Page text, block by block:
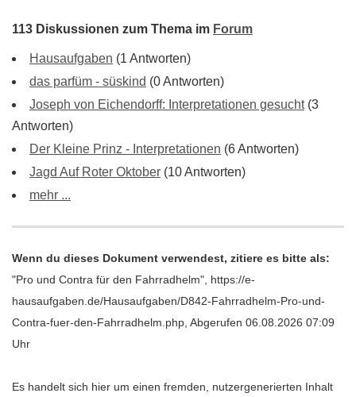
113 Diskussionen zum Thema im Forum
Hausaufgaben (1 Antworten)
das parfüm - süskind (0 Antworten)
Joseph von Eichendorff: Interpretationen gesucht(3
Antworten)
Der Kleine Prinz - Interpretationen (6 Antworten)
Jagd Auf Roter Oktober (10 Antworten)
mehr ...
Wenn du dieses Dokument verwendest, zitiere es bitte als:
"Pro und Contra für den Fahrradhelm", https://e-
hausaufgaben.de/Hausaufgaben/D842-Fahrradhelm-Pro-und-
Contra-fuer-den-Fahrradhelm.php, Abgerufen 06.08.2026 07:09
Uhr
Es handelt sich hier um einen fremden, nutzergenerierten Inhalt